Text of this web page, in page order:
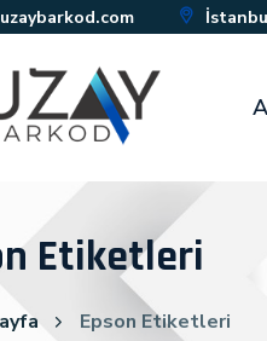
Etiketleri
Epson Etiketleri